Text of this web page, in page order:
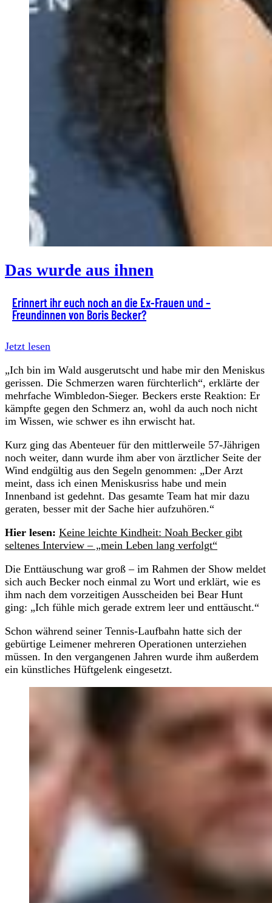
Das wurde aus ihnen
Erinnert ihr euch noch an die Ex-Frauen und –
Freundinnen von Boris Becker?
Jetzt lesen
„Ich bin im Wald ausgerutscht und habe mir den Meniskus
gerissen. Die Schmerzen waren fürchterlich“, erklärte der
mehrfache Wimbledon-Sieger. Beckers erste Reaktion: Er
kämpfte gegen den Schmerz an, wohl da auch noch nicht
im Wissen, wie schwer es ihn erwischt hat.
Kurz ging das Abenteuer für den mittlerweile 57-Jährigen
noch weiter, dann wurde ihm aber von ärztlicher Seite der
Wind endgültig aus den Segeln genommen: „Der Arzt
meint, dass ich einen Meniskusriss habe und mein
Innenband ist gedehnt. Das gesamte Team hat mir dazu
geraten, besser mit der Sache hier aufzuhören.“
Hier lesen: Keine leichte Kindheit: Noah Becker gibt
seltenes Interview – „mein Leben lang verfolgt“
Die Enttäuschung war groß – im Rahmen der Show meldet
sich auch Becker noch einmal zu Wort und erklärt, wie es
ihm nach dem vorzeitigen Ausscheiden bei Bear Hunt
ging: „Ich fühle mich gerade extrem leer und enttäuscht.“
Schon während seiner Tennis-Laufbahn hatte sich der
gebürtige Leimener mehreren Operationen unterziehen
müssen. In den vergangenen Jahren wurde ihm außerdem
ein künstliches Hüftgelenk eingesetzt.